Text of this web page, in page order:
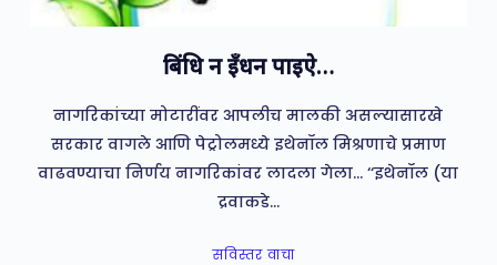
बिंधि न इँधन पाइऐ…
नागरिकांच्या मोटारींवर आपलीच मालकी असल्यासारखे
सरकार वागले आणि पेट्रोलमध्ये इथेनॉल मिश्रणाचे प्रमाण
वाढवण्याचा निर्णय नागरिकांवर लादला गेला… ‘‘इथेनॉल (या
द्रवाकडे…
सविस्तर वाचा